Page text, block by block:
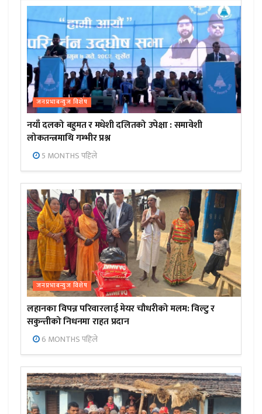
जनप्रभाबन्युज विशेष
नयाँ दलको बहुमत र मधेशी दलितको उपेक्षा : समावेशी
लोकतन्त्रमाथि गम्भीर प्रश्न
5 MONTHS पहिले
जनप्रभाबन्युज विशेष
लहानका विपन्न परिवारलाई मेयर चौधरीको मलम: विल्टु र
सकुन्तीको निधनमा राहत प्रदान
6 MONTHS पहिले